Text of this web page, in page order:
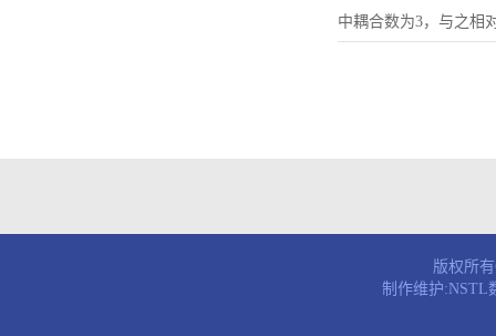
中耦合数为3，与之相
版权所
制作维护:NSTL